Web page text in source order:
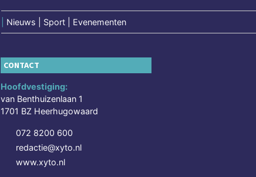
Nieuws | Sport | Evenementen
CONTACT
Hoofdvestiging:
van Benthuizenlaan 1
1701 BZ Heerhugowaard
072 8200 600
redactie@xyto.nl
www.xyto.nl